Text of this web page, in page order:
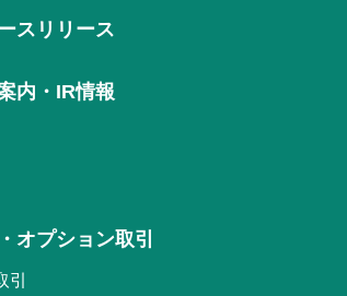
スリリース
内・IR情報
オプション取引
引